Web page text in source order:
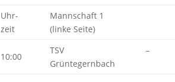
Uhr-
zeit
Mannschaft 1
(linke Seite)
10:00
TSV
Grüntegernbach
–